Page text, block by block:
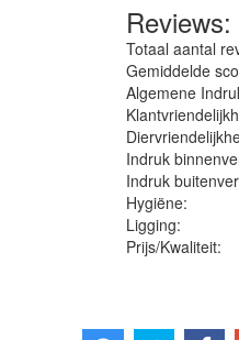
Reviews:
Totaal aantal
Gemiddelde
Algemene
Indruk
Indruk
Hygiëne‎:
Ligging:
Prijs/Kwaliteit: